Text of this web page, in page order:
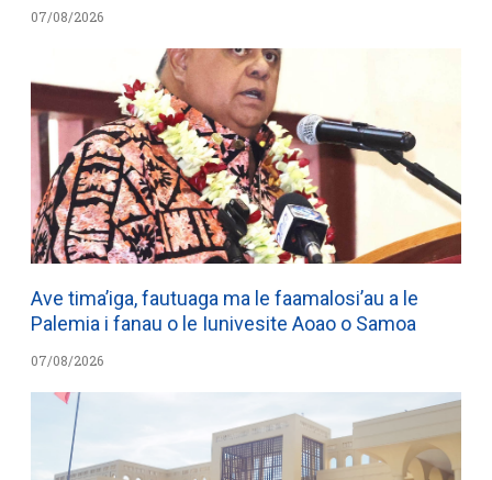
07/08/2026
Ave tima’iga, fautuaga ma le faamalosi’au a le
Palemia i fanau o le Iunivesite Aoao o Samoa
07/08/2026